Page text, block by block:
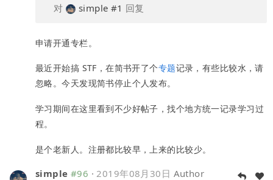
对
simple #1 回复
申请开通专栏。
最近开始搞 STF，在简书开了个专题记录，有些比较水，请
忽略。今天发现简书停止个人发布。
学习期间在这里看到不少好帖子，找个地方统一记录学习过
程。
是个老新人。注册都比较早，上来的比较少。
simple #96 · 2019年08月30日 Author